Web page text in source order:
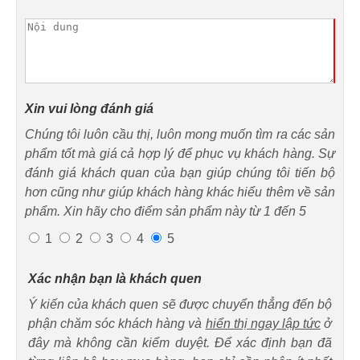
Xin vui lòng đánh giá
Chúng tôi luôn cầu thị, luôn mong muốn tìm ra các sản
phẩm tốt mà giá cả hợp lý để phục vụ khách hàng. Sự
đánh giá khách quan của bạn giúp chúng tôi tiến bộ
hơn cũng như giúp khách hàng khác hiểu thêm về sản
phẩm. Xin hãy cho điểm sản phẩm này từ 1 đến 5
1
2 3 4 5
Xác nhận bạn là khách quen
Ý kiến của khách quen sẽ được chuyển thẳng đến bộ
phận chăm sóc khách hàng và hiển thị ngay lập tứcở
đây mà không cần kiểm duyệt. Để xác định bạn đã